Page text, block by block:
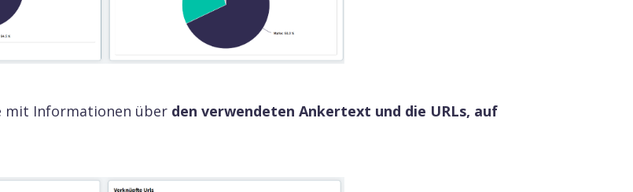
und analysieren Sie den Traffic Ihrer Konkurrenten.
mit Informationen über den verwendeten Ankertext und die URLs, auf